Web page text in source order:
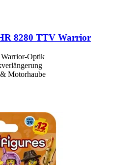
8280 TTV Warrior
Optik
Motorhaube